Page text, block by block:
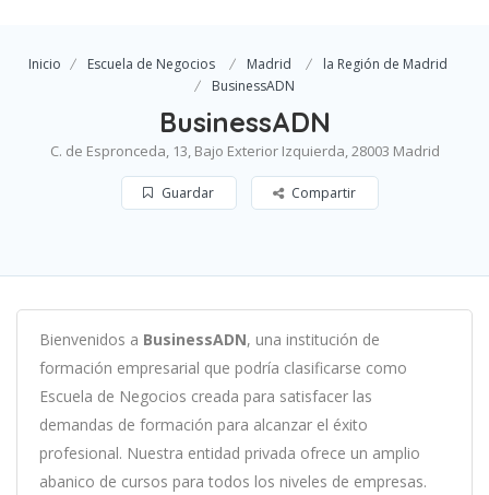
Inicio Escuela de Negocios Madrid
la Región de Madrid
BusinessADN
BusinessADN
C. de Espronceda, 13, Bajo Exterior Izquierda, 28003 Madrid
Guardar Compartir
Bienvenidos a BusinessADN, una institución de
formación empresarial que podría clasificarse como
Escuela de Negocios creada para satisfacer las
demandas de formación para alcanzar el éxito
profesional. Nuestra entidad privada ofrece un amplio
abanico de cursos para todos los niveles de empresas.